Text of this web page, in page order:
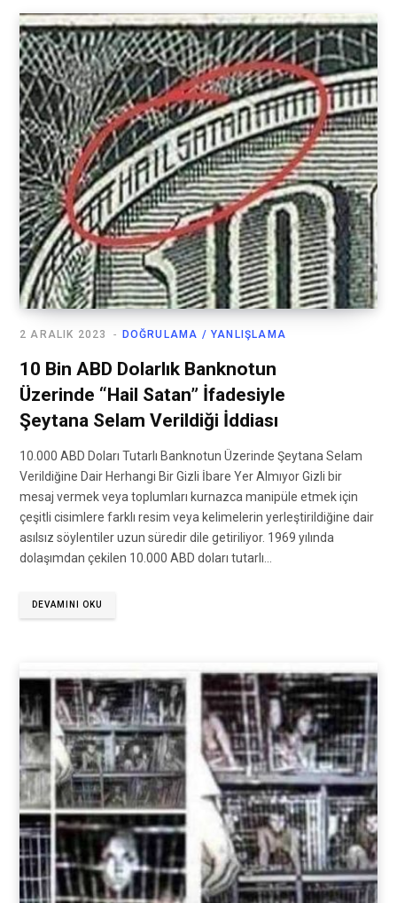
DOĞRULAMA / YANLIŞLAMA
2 ARALIK 2023
10 Bin ABD Dolarlık Banknotun
Üzerinde “Hail Satan” İfadesiyle
Şeytana Selam Verildiği İddiası
10.000 ABD Doları Tutarlı Banknotun Üzerinde Şeytana Selam
Verildiğine Dair Herhangi Bir Gizli İbare Yer Almıyor Gizli bir
mesaj vermek veya toplumları kurnazca manipüle etmek için
çeşitli cisimlere farklı resim veya kelimelerin yerleştirildiğine dair
asılsız söylentiler uzun süredir dile getiriliyor. 1969 yılında
dolaşımdan çekilen 10.000 ABD doları tutarlı…
DEVAMINI OKU